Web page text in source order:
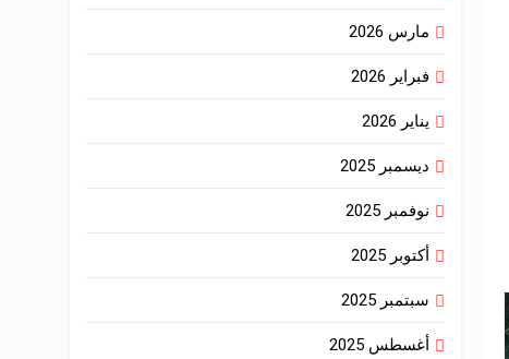
مارس 2026
فبراير 2026
يناير 2026
ديسمبر 2025
نوفمبر 2025
أكتوبر 2025
سبتمبر 2025
أغسطس 2025